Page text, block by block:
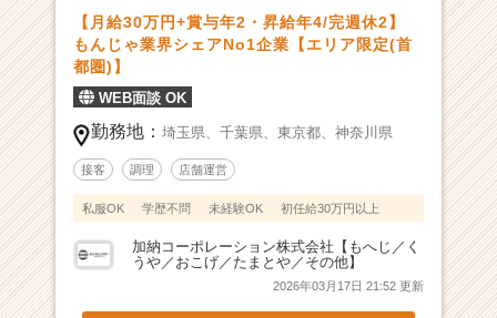
4
回】
年
2
挑
戦
×
裁
量
圧
【月給30万円+賞与年2・昇給年4/完週休2】
もんじゃ業界シェアNo1企業【エリア限定(首
都圏)】
WEB面談 OK
勤務地： 埼玉県、 千葉県、 東京都、 神奈川県
接客 調理 店舗運営
私服OK 学歴不問 未経験OK 初任給30万円以上
加納コーポレーション株式会社【もへじ／く
うや／おこげ／たまとや／その他】
2026年03月17日 21:52 更新